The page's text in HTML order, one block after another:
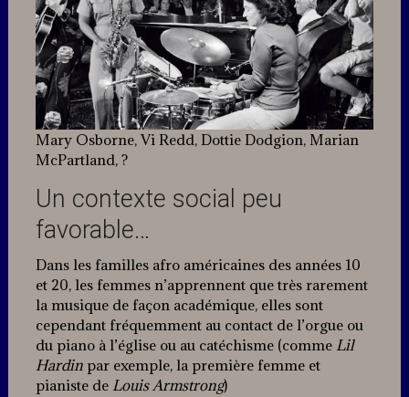
Mary Osborne, Vi Redd, Dottie Dodgion, Marian
McPartland, ?
Un contexte social peu
favorable…
Dans les familles afro américaines des années 10
et 20, les femmes n’apprennent que très rarement
la musique de façon académique, elles sont
cependant fréquemment au contact de l’orgue ou
du piano à l’église ou au catéchisme (comme Lil
Hardinpar exemple, la première femme et
pianiste de Louis Armstrong)